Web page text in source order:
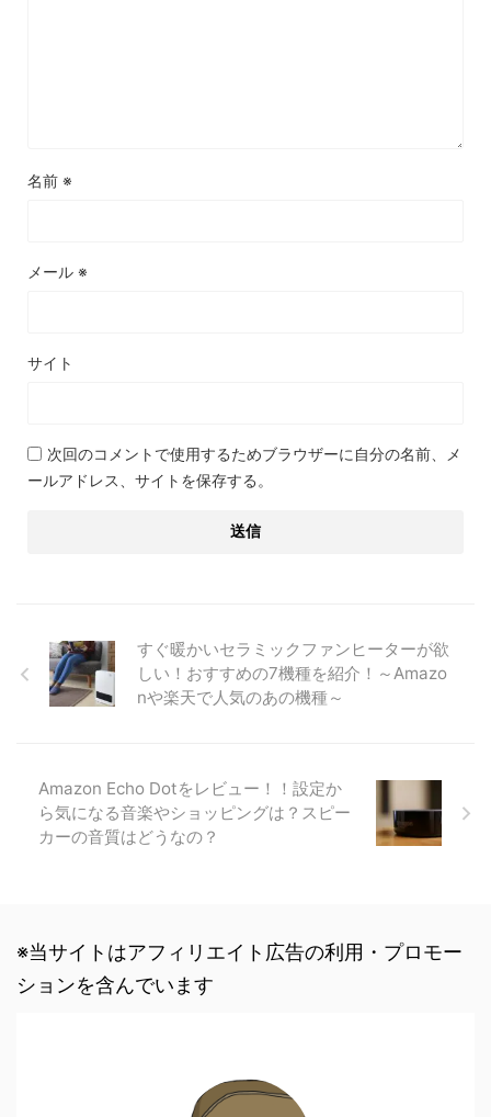
名前 ※
メール ※
サイト
次回のコメントで使用するためブラウザーに自分の名前、メ
ールアドレス、サイトを保存する。
すぐ暖かいセラミックファンヒーターが欲
しい！おすすめの7機種を紹介！～Amazo
nや楽天で人気のあの機種～
Amazon Echo Dotをレビュー！！設定か
ら気になる音楽やショッピングは？スピー
カーの音質はどうなの？
※当サイトはアフィリエイト広告の利用・プロモー
ションを含んでいます